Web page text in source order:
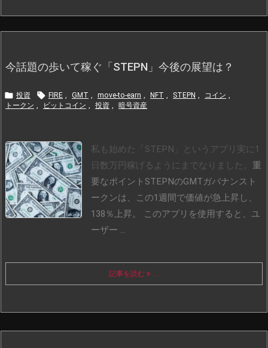
今話題の歩いて稼ぐ「STEPN」今後の展望は？
 投資  FIRE , GMT , move-to-earn , NFT , STEPN , コイン ,
トークン , ビットコイン , 投資 , 暗号資産
私も始めた「STEPN」というアプリ実に1
日数万円稼げるようにまでなりました。 重
要なポイントSTEPNのGMTガバナンスト
ークンは、この1週間で価値が急上昇し、
138％上昇。
このアプリを使用すると、ユ
ーザー ...
記事を読む ...